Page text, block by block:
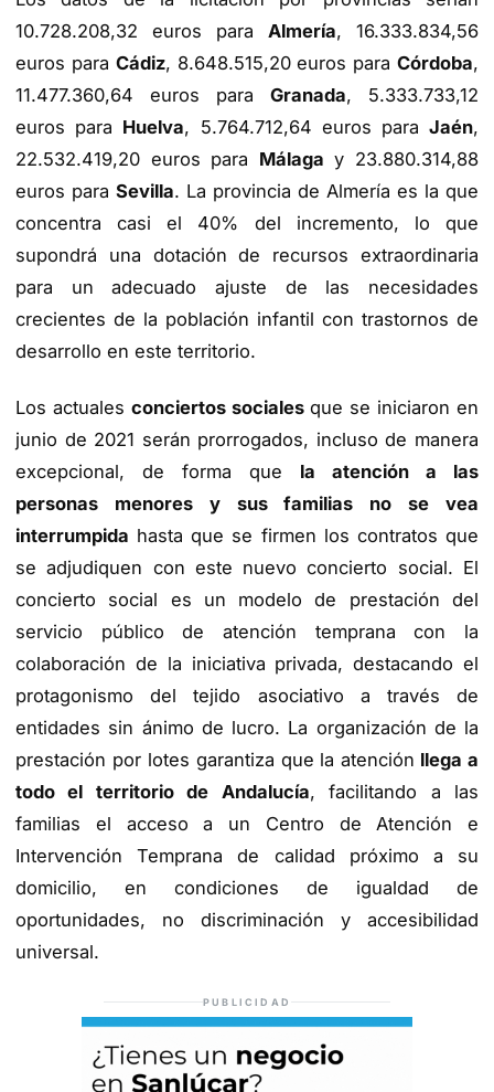
10.728.208,32 euros para Almería, 16.333.834,56
euros para Cádiz, 8.648.515,20 euros paraCórdoba,
11.477.360,64 euros para Granada, 5.333.733,12
euros para Huelva, 5.764.712,64 euros paraJaén,
22.532.419,20 euros para Málaga y 23.880.314,88
euros para Sevilla. La provincia de Almería es la que
concentra casi el 40% del incremento, lo que
supondrá una dotación de recursos extraordinaria
para un adecuado ajuste de las necesidades
crecientes de la población infantil con trastornos de
desarrollo en este territorio.
Los actuales conciertos socialesque se iniciaron en
junio de 2021 serán prorrogados, incluso de manera
excepcional, de forma que la atención a las
personas menores y sus familias no se vea
interrumpida hasta que se firmen los contratos que
se adjudiquen con este nuevo concierto social. El
concierto social es un modelo de prestación del
servicio público de atención temprana con la
colaboración de la iniciativa privada, destacando el
protagonismo del tejido asociativo a través de
entidades sin ánimo de lucro. La organización de la
prestación por lotes garantiza que la atención llega a
todo el territorio de Andalucía, facilitando a las
familias el acceso a un Centro de Atención e
Intervención Temprana de calidad próximo a su
domicilio, en condiciones de igualdad de
oportunidades, no discriminación y accesibilidad
universal.
PUBLICIDAD